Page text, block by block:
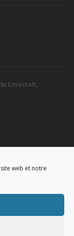
web et notre
Lovecraft,